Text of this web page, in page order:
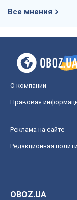
Все мнения
О компании
Правовая
Реклама на сайте
Редакционная
OBOZ.UA